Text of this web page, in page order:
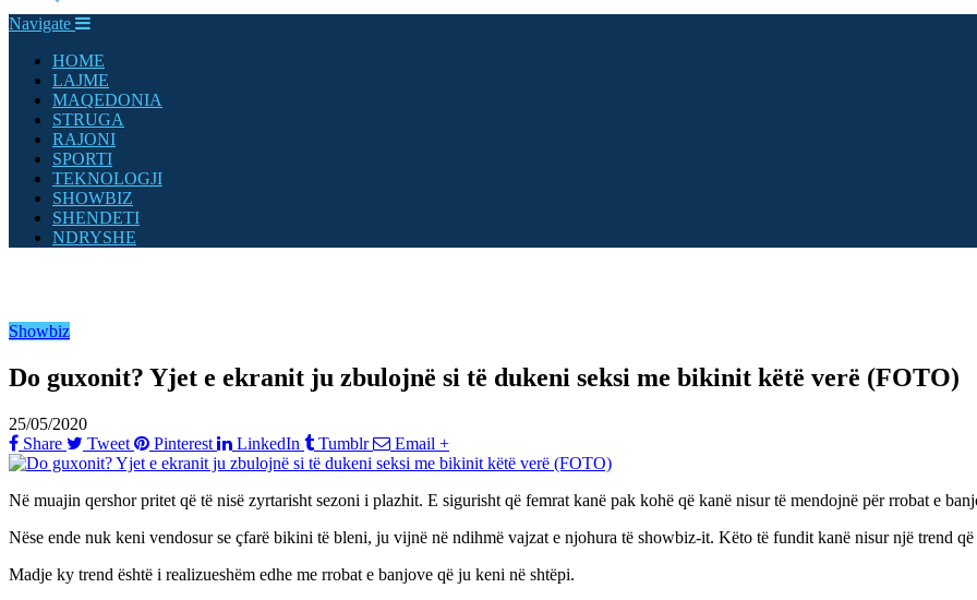
Navigate
HOME
LAJME
MAQEDONIA
STRUGA
RAJONI
SPORTI
TEKNOLOGJI
SHOWBIZ
SHENDETI
NDRYSHE
Showbiz
Do guxonit? Yjet e ekranit ju zbulojnë si të dukeni seksi me bikinit këtë verë (FOTO)
25/05/2020
Share
Tweet Pinterest LinkedIn Tumblr Email +
Në muajin qershor pritet që të nisë zyrtarisht sezoni i plazhit. E sigurisht që femrat kanë pak kohë që kanë nisur të mendojnë për rrobat e
Nëse ende nuk keni vendosur se çfarë bikini të bleni, ju vijnë në ndihmë vajzat e njohura të showbiz-it. Këto të fundit kanë nisur një trend
Madje ky trend është i realizueshëm edhe me rrobat e banjove që ju keni në shtëpi.